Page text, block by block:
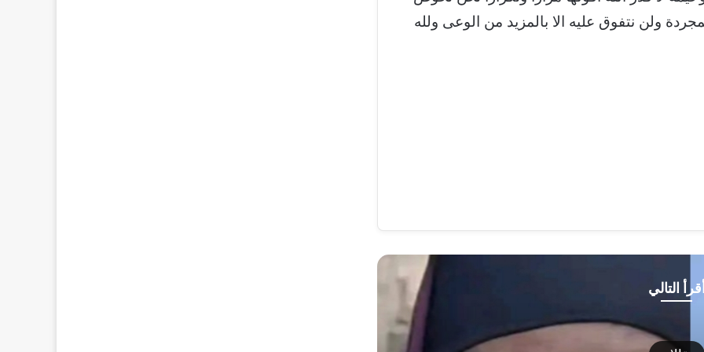
ولن نتفوق عليه الا بالمزيد من الوعى ولله
التالي